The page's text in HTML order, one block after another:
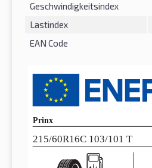
Geschwindigkeitsindex
Lastindex
EAN Code